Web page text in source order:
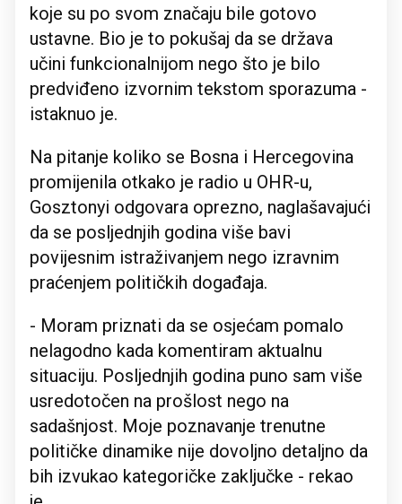
koje su po svom značaju bile gotovo
ustavne. Bio je to pokušaj da se država
učini funkcionalnijom nego što je bilo
predviđeno izvornim tekstom sporazuma -
istaknuo je.
Na pitanje koliko se Bosna i Hercegovina
promijenila otkako je radio u OHR-u,
Gosztonyi odgovara oprezno, naglašavajući
da se posljednjih godina više bavi
povijesnim istraživanjem nego izravnim
praćenjem političkih događaja.
- Moram priznati da se osjećam pomalo
nelagodno kada komentiram aktualnu
situaciju. Posljednjih godina puno sam više
usredotočen na prošlost nego na
sadašnjost. Moje poznavanje trenutne
političke dinamike nije dovoljno detaljno da
bih izvukao kategoričke zaključke - rekao